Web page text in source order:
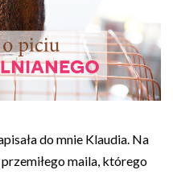
do mnie Klaudia. Na
maila, którego